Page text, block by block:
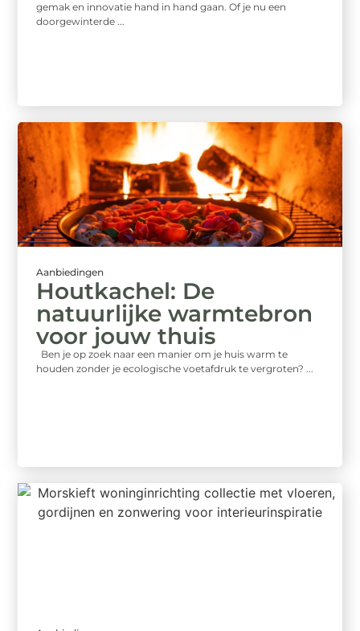
gemak en innovatie hand in hand gaan. Of je nu een
doorgewinterde ...
Aanbiedingen
Houtkachel: De
natuurlijke warmtebron
voor jouw thuis
Ben je op zoek naar een manier om je huis warm te
houden zonder je ecologische voetafdruk te vergroten? ...